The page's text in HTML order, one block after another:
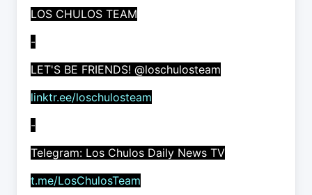
LOS CHULOS TEAM
-
LET'S BE FRIENDS! @loschulosteam
linktr.ee/loschulosteam
-
Telegram: Los Chulos Daily News TV
t.me/LosChulosTeam